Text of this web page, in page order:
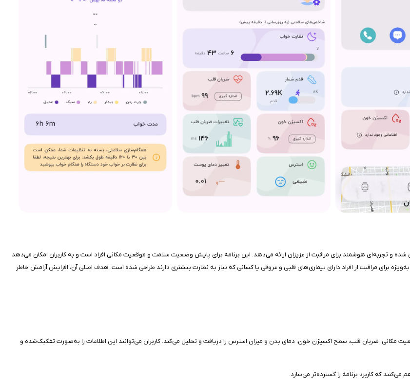
و تجربه‌ای هوشمند برای مراقبت از عزیزان ارائه می‌دهد. این برنامه برای پایش وضعیت سلامت و موقعیت مکانی افراد است و به کاربران امکان می‌دهد
برای مراقبت از افراد دارای بیماری‌های قلبی و عروقی یا کسانی که نیاز به نظارت بیشتری دارند طراحی شده است. هدف اصلی آن، افزایش آرامش خاطر
مکانی، ضربان قلب، سطح اکسیژن خون، دمای بدن و میزان استرس را دریافت و تحلیل می‌کند. کاربران می‌توانند این اطلاعات را به‌صورت تفکیک‌شده و
که کاربرد برنامه را گسترده‌تر می‌سازد.